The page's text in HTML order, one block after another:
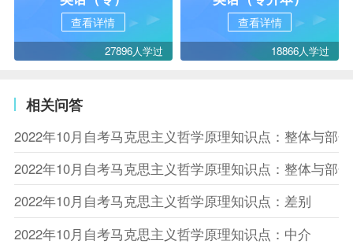
查看详情
27896人学过
查看详情
18866人学过
相关问答
2022年10月自考马克思主义哲学原理知识点：整体与部
2022年10月自考马克思主义哲学原理知识点：整体与部
2022年10月自考马克思主义哲学原理知识点：差别
2022年10月自考马克思主义哲学原理知识点：中介